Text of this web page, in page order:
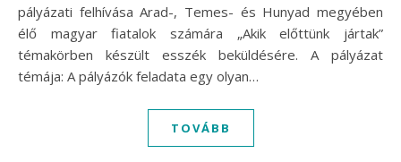
pályázati felhívása Arad-, Temes- és Hunyad megyében
élő magyar fiatalok számára „Akik előttünk jártak”
témakörben készült esszék beküldésére. A pályázat
témája: A pályázók feladata egy olyan…
TOVÁBB